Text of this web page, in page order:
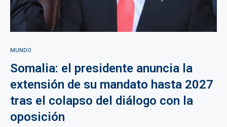
MUNDO
Somalia: el presidente anuncia la
extensión de su mandato hasta 2027
tras el colapso del diálogo con la
oposición